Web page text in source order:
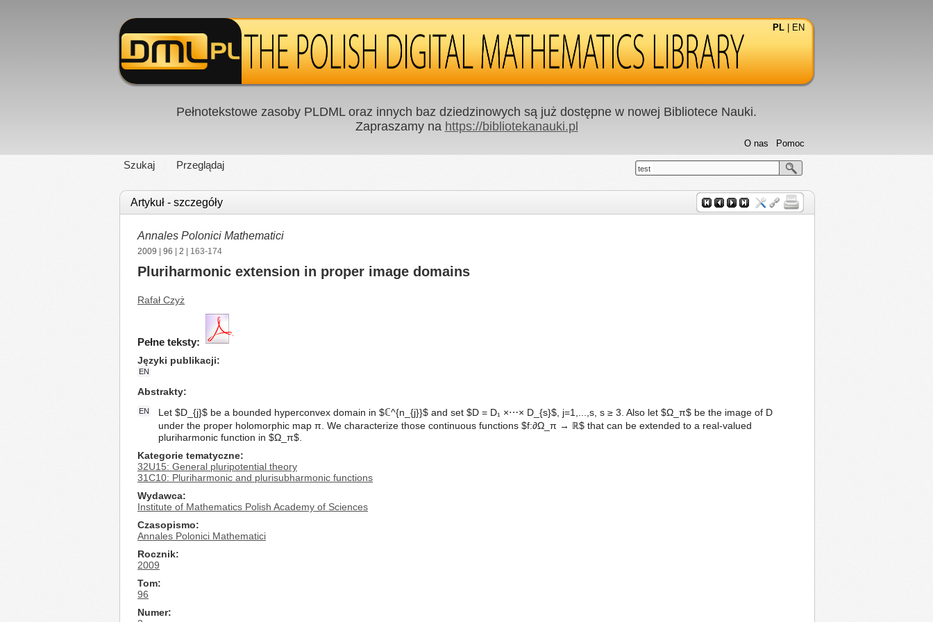
PL EN
Pełnotekstowe zasoby PLDML oraz innych baz dziedzinowych są już dostępne w nowej Bibliotece Nauki.
Zapraszamy na https://bibliotekanauki.pl
Szukaj Przeglądaj
Pomoc
O nas
test
Artykuł - szczegóły
Annales Polonici Mathematici
2009 96 2 | 163-174
Pluriharmonic extension in proper image domains
Rafał Czyż
Pełne teksty:
Języki publikacji
EN
Abstrakty
EN
Let $D_{j}$ be a bounded hyperconvex domain in $ℂ^{n_{j}}$ and set $D = D₁ ×⋯× D_{s}$, j=1,...,s, s ≥ 3. Also let $Ω_π$ be the image of D
under the proper holomorphic map π. We characterize those continuous functions $f:∂Ω_π → ℝ$ that can be extended to a real-valued
pluriharmonic function in $Ω_π$.
Kategorie tematyczne
32U15: General pluripotential theory
31C10: Pluriharmonic and plurisubharmonic functions
Wydawca
Institute of Mathematics Polish Academy of Sciences
Czasopismo
Annales Polonici Mathematici
Rocznik
2009
Tom
96
Numer